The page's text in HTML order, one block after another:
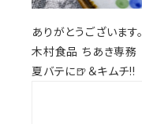
ありがとうございます。
木村食品 ちあき専務
夏バテに🍺＆キムチ!!